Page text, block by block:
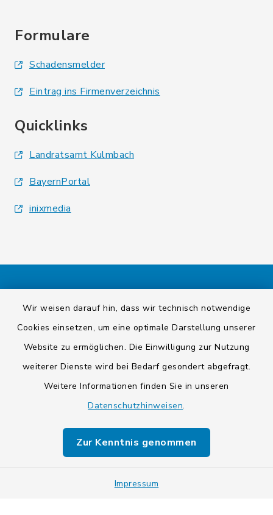
Wir weisen darauf hin, dass wir technisch notwendige
Cookies einsetzen, um eine optimale Darstellung unserer
Website zu ermöglichen. Die Einwilligung zur Nutzung
weiterer Dienste wird bei Bedarf gesondert abgefragt.
Weitere Informationen finden Sie in unseren
Datenschutzhinweisen.
Zur Kenntnis genommen
Impressum
Formulare
Schadensmelder
Eintrag ins Firmenverzeichnis
Quicklinks
Landratsamt Kulmbach
BayernPortal
inixmedia
Barrierefreiheit
Datenschutz
Impressum
Sitemap
Cookie-Einstellungen